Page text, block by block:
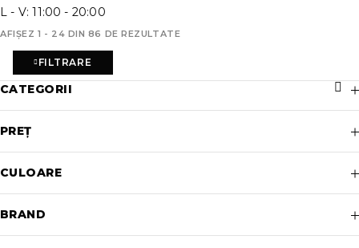
L - V: 11:00 - 20:00
AFIȘEZ 1 - 24 DIN 86 DE REZULTATE
FILTRARE
CATEGORII
PREȚ
CULOARE
BRAND